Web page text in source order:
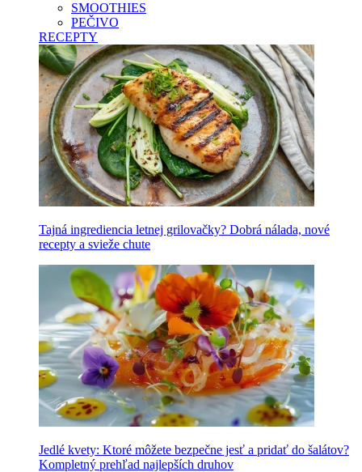
SMOOTHIES
PEČIVO
RECEPTY
Tajná ingrediencia letnej grilovačky? Dobrá nálada, nové
recepty a svieže chute
Jedlé kvety: Ktoré môžete bezpečne jesť a pridať do šalátov?
Kompletný prehľad najlepších druhov